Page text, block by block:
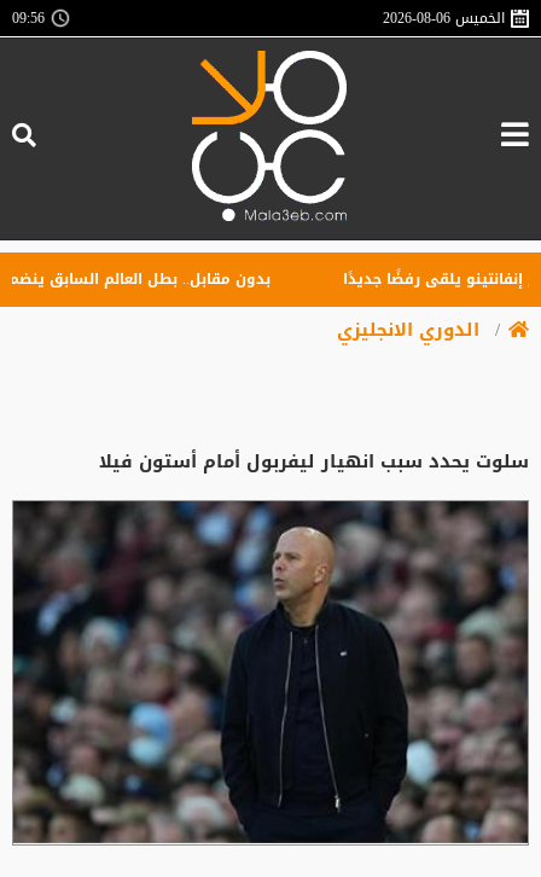
الخميس2026-08-06
09:56
يلقى رفضًا جديدًا بدون مقابل.. بطل العالم السابق ينضم إلى
الدوري الانجليزي
سلوت يحدد سبب انهيار ليفربول أمام أستون فيلا